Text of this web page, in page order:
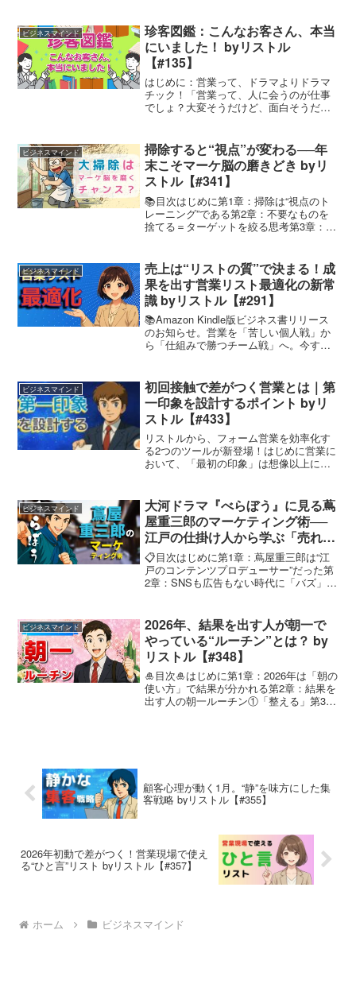
ビジネスマインド
珍客図鑑：こんなお客さん、本当
にいました！ byリストル
【#135】
はじめに：営業って、ドラマよりドラマ
チック！「営業って、人に会うのが仕事
でしょ？大変そうだけど、面白そうだよ
う”のが仕事です。でもね、会う“人”がす
ごすぎるんです、たま...
ビジネスマインド
掃除すると“視点”が変わる──年
末こそマーケ脳の磨きどき byリ
ストル【#341】
📚目次はじめに第1章：掃除は“視点のト
レーニング”である第2章：不要なものを
捨てる＝ターゲットを絞る思考第3章：整
戻す最高のワーク第5章：年末はマーケ脳
が伸びる...
ビジネスマインド
売上は“リストの質”で決まる！成
果を出す営業リスト最適化の新常
識 byリストル【#291】
📚Amazon Kindle版ビジネス書リリース
のお知らせ。営業を「苦しい個人戦」か
ら「仕組みで勝つチーム戦」へ。今すぐ
ただけます！〈NEW〉📖『新規開拓大...
ビジネスマインド
初回接触で差がつく営業とは｜第
一印象を設計するポイント byリ
ストル【#433】
リストルから、フォーム営業を効率化す
る2つのツールが新登場！はじめに営業に
おいて、「最初の印象」は想像以上に大
く合わないかも👆️こうした感覚は、ほぼ
最初の数分で決まりま...
ビジネスマインド
大河ドラマ『べらぼう』に見る蔦
屋重三郎のマーケティング術──
江戸の仕掛け人から学ぶ「売れる
原理」byリストル【#320】
📋目次はじめに第1章：蔦屋重三郎は“江
戸のコンテンツプロデューサー”だった第
2章：SNSも広告もない時代に「バズ」を
章：ファンを巻き込み、市場そのものを
広げた“体験設計...
ビジネスマインド
2026年、結果を出す人が朝一で
やっている“ルーチン”とは？ by
リストル【#348】
🎍目次🎍はじめに第1章：2026年は「朝の
使い方」で結果が分かれる第2章：結果を
出す人の朝一ルーチン①「整える」第3
顧客心理が動く1月。“静”を味方にした集
客戦略 byリストル【#355】
2026年初動で差がつく！営業現場で使え
る“ひと言”リスト byリストル【#357】
ホーム ビジネスマインド